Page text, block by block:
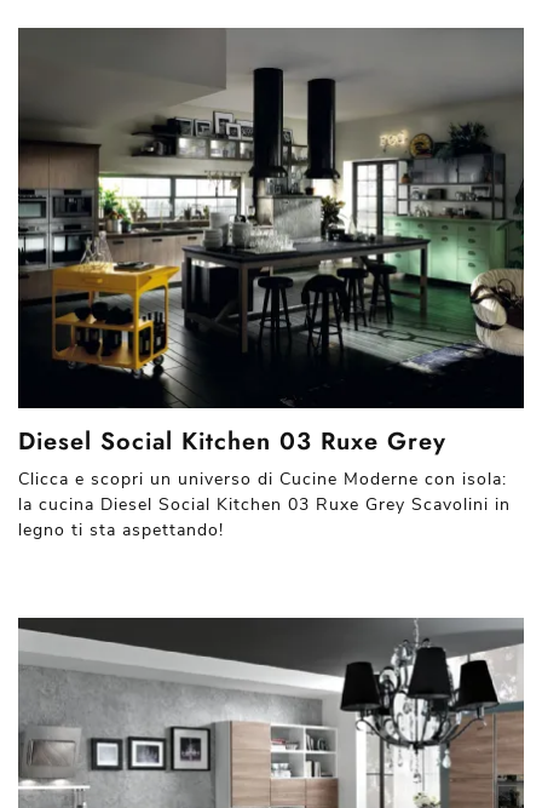
Diesel Social Kitchen 03 Ruxe Grey
Clicca e scopri un universo di Cucine Moderne con isola:
la cucina Diesel Social Kitchen 03 Ruxe Grey Scavolini in
legno ti sta aspettando!